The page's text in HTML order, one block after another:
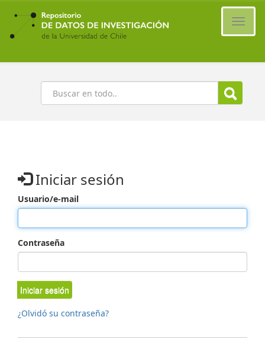
Ir
contenido
principal
Buscar
Iniciar sesión
Usuario/e-mail
Contraseña
Iniciar sesión
¿Olvidó su contraseña?